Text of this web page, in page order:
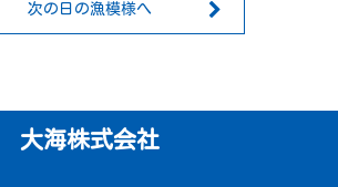
次の日の漁模様へ
大海株式会社